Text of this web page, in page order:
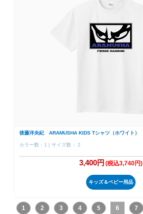
後藤洋央紀 ARAMUSHA KIDS Tシャツ（ホワイト）
カラー数：1 | サイズ数： 2
3,400円 (税込3,740円)
キッズ＆ベビー用品
1 2 3 4 5 6 7